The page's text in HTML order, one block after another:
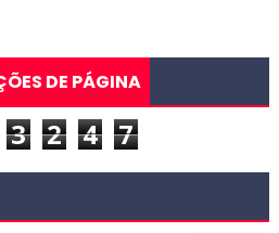
DE PÁGINA
3 2 4 7